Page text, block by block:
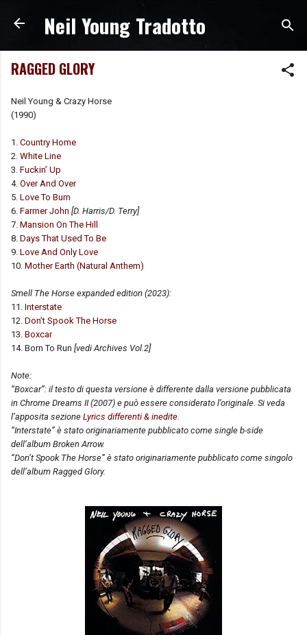
Passa ai contenuti principali
Neil Young Tradotto
RAGGED GLORY
Neil Young & Crazy Horse
(1990)
1. Country Home
2. White Line
3. Fuckin’ Up
4. Over And Over
5. Love To Burn
6. Farmer John [D. Harris/D. Terry]
7. Mansion On The Hill
8. Days That Used To Be
9. Love And Only Love
10. Mother Earth (Natural Anthem)
Smell The Horse expanded edition (2023):
11. Interstate
12. Don’t Spook The Horse
13. Boxcar
14. Born To Run [vedi Archives Vol.2]
Note:
“Boxcar”: il testo di questa versione è differente dalla versione pubblicata
in Chrome Dreams II (2007) e può essere considerato l’originale. Si veda
l’apposita sezione Lyrics differenti & inedite
“Interstate” è stato originariamente pubblicato come single b-side
dell’album Broken Arrow.
“Don’t Spook The Horse” è stato originariamente pubblicato come singolo
dell’album Ragged Glory.